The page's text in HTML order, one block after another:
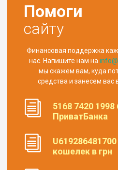
Помоги
сайту
Финансовая поддержка
нас. Напишите нам на
мы скажем вам, куда
средства и занесем вас
5168 7420 1998
ПриватБанка
кошелек в грн